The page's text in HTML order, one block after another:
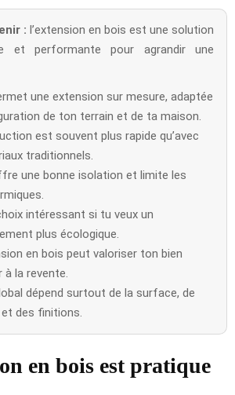
: l’extension en bois est une solution
et performante pour agrandir une
une extension sur mesure, adaptée
de ton terrain et de ta maison.
est souvent plus rapide qu’avec
traditionnels.
une bonne isolation et limite les
intéressant si tu veux un
plus écologique.
en bois peut valoriser ton bien
à la revente.
dépend surtout de la surface, de
et des finitions.
en bois est pratique